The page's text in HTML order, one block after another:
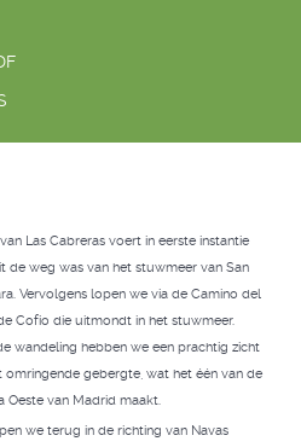
Las Cabreras voert in eerste instantie
de weg was van het stuwmeer van San
Vervolgens lopen we via de Camino del
Cofio die uitmondt in het stuwmeer.
wandeling hebben we een prachtig zicht
omringende gebergte, wat het één van de
Oeste van Madrid maakt.
we terug in de richting van Navas